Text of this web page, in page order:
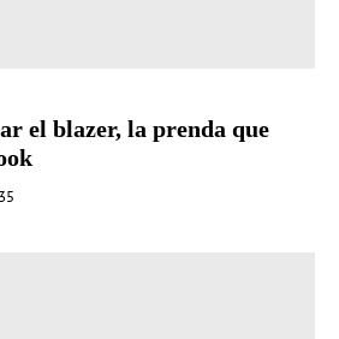
el blazer, la prenda que